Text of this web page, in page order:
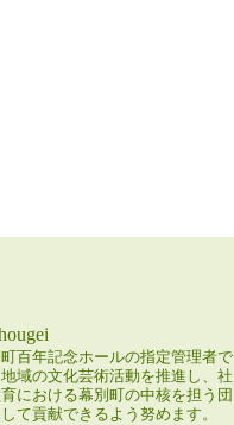
百年記念ホールの指定管理者で
域の文化芸術活動を推進し、社
における幕別町の中核を担う団
て貢献できるよう努めます。